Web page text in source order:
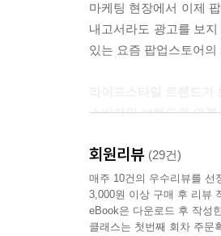
어느 세대나 부모라면
제적 부담에도 명품 의
색 데이터는 소비자가
적으로 남긴 흔적 같아
--- 「서치 인사이트」 중에
마케팅 현장에서 이제
내고서라도 광고를 보
있는 요즘 팝업스토어
소비자와 브랜드의 연결
파트1 ‘놀이’에서는 객
은어나 놀이처럼 여겨
‘밈코드’, 연애에 대한
도래하고 새로운 오프라
회원리뷰 (29건)
매주 10건의 우수리뷰를 선
3,000원 이상 구매 후 리뷰
eBook은 다운로드 후 작성
클래스는 첫번째 회차 주문